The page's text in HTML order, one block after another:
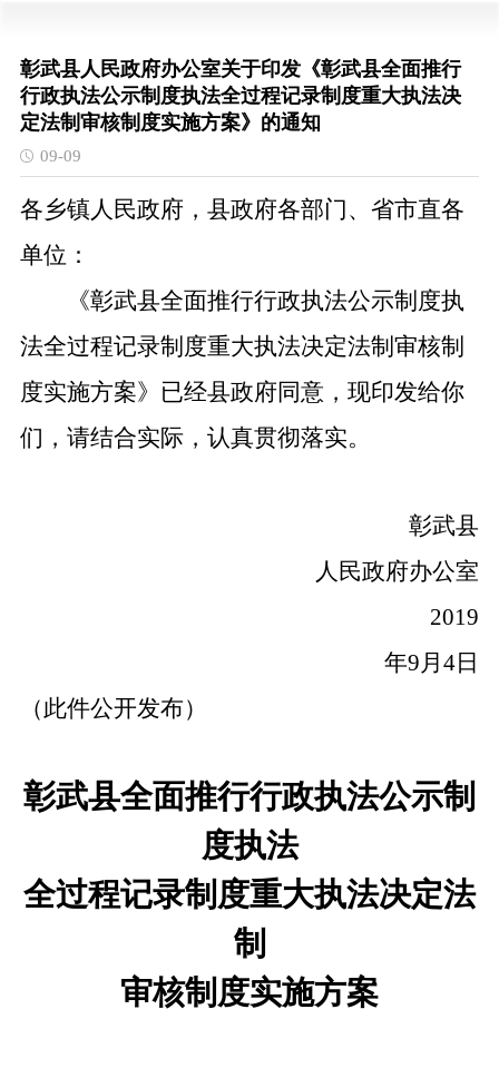
彰武县人民政府办公室关于印发《彰武县全面推行
行政执法公示制度执法全过程记录制度重大执法决
定法制审核制度实施方案》的通知
09-09
各乡镇人民政府，县政府各部门、省市直各
单位：
《彰武县全面推行行政执法公示制度执
法全过程记录制度重大执法决定法制审核制
度实施方案》已经县政府同意，现印发给你
们，请结合实际，认真贯彻落实。
彰武县
人民政府办公室
2019
年9月4日
（此件公开发布）
彰武县全面推行行政执法公示制
度执法
全过程记录制度重大执法决定法
制
审核制度实施方案